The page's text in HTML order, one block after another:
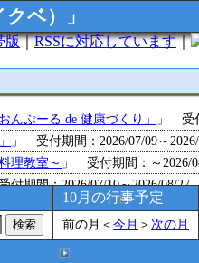
ベ）」
版｜RSSに対応しています｜
んぷーる de 健康づくり」
」 受
」 受付期間：2026/07/09～
理教室～ 」 受付期間：～2026/
期間：2026/07/10～2026/08/27
」 受付期間：2026/07/13～2026/
」 受付期間：2026/08/10～2026/
」
」 受付期間：2026/08/10～
10月の行事予定
前の月 ＜今月 ＞ 次の月